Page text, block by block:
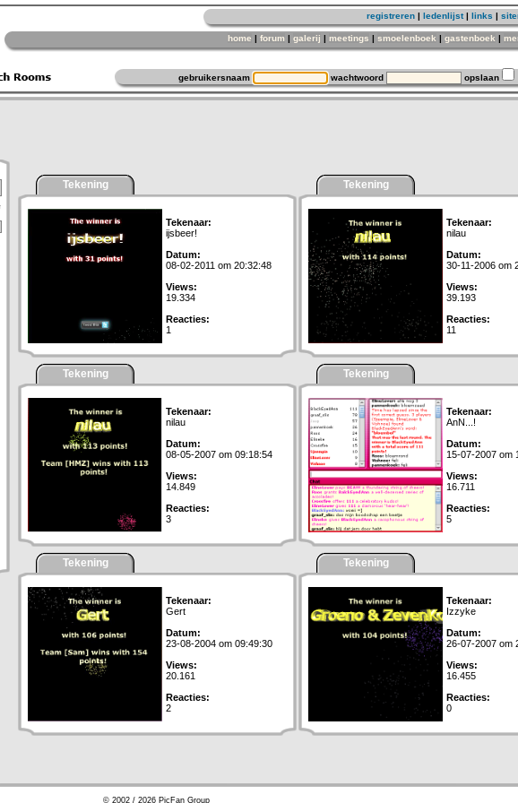
registreren | ledenlijst| links |
home | forum | galerij | meetings | smoelenboek | gastenboek |
gebruikersnaam wachtwoord opslaan
Tekening
Tekenaar:
ijsbeer!
Datum:
08-02-2011 om 20:32:48
Views:
19.334
Reacties:
1
Tekening
Tekenaar:
nilau
Datum:
30-11-2006 om
Views:
39.193
Reacties:
11
Tekening
Tekenaar:
nilau
Datum:
08-05-2007 om 09:18:54
Views:
14.849
Reacties:
3
Tekening
Tekenaar:
AnN...!
Datum:
15-07-2007 om
Views:
16.711
Reacties:
5
Tekening
Tekenaar:
Gert
Datum:
23-08-2004 om 09:49:30
Views:
20.161
Reacties:
2
Tekening
Tekenaar:
Izzyke
Datum:
26-07-2007 om
Views:
16.455
Reacties:
0
© 2002 / 2026 PicFan Group